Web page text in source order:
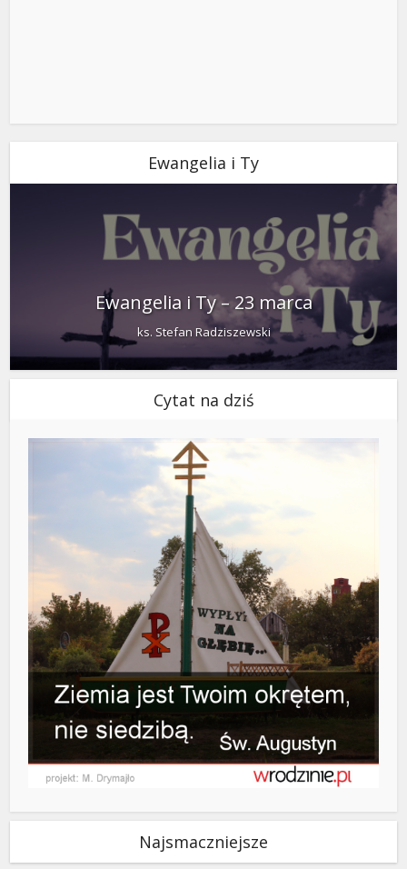
Ewangelia i Ty
Ewangelia i Ty – 23 marca
ks. Stefan Radziszewski
Cytat na dziś
Najsmaczniejsze